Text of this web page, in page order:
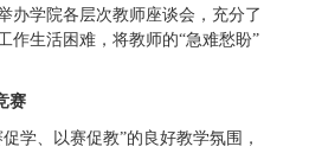
办学院各层次教师座谈会，充分了
作生活困难，将教师的“急难愁盼”
赛
学、以赛促教”的良好教学氛围，